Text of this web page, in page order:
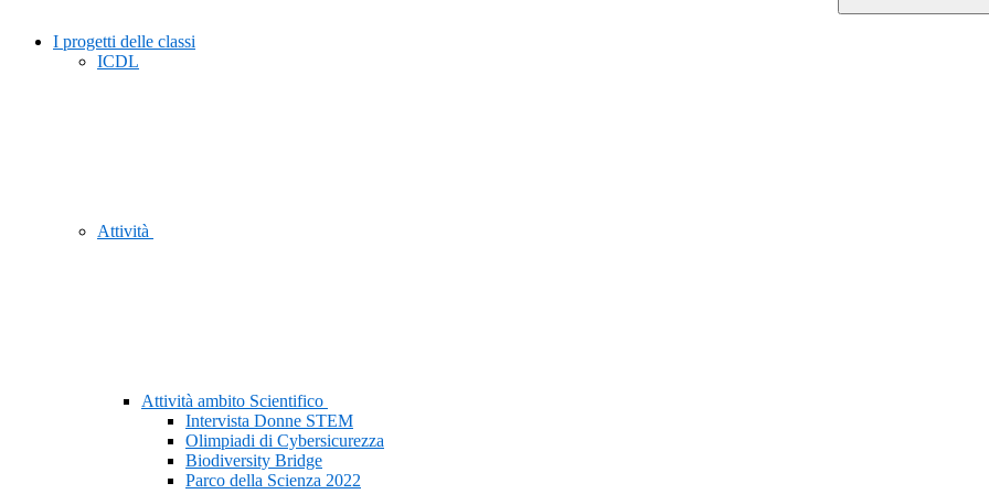
I progetti delle classi
ICDL
Attività
Attività ambito Scientifico
Intervista Donne STEM
Olimpiadi di Cybersicurezza
Biodiversity Bridge
Parco della Scienza 2022